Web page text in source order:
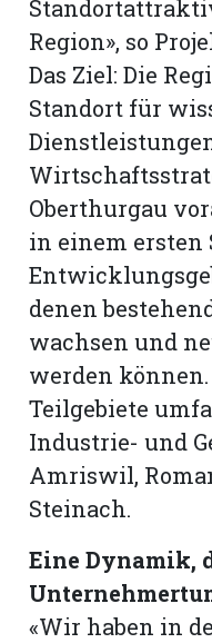
Region», so
Das Ziel: Die
Standort für
Oberthurgau
in einem
denen
wachsen und
werden
Teilgebiete
Industrie- und
Amriswil,
Steinach.
Eine Dynamik,
«Wir haben in